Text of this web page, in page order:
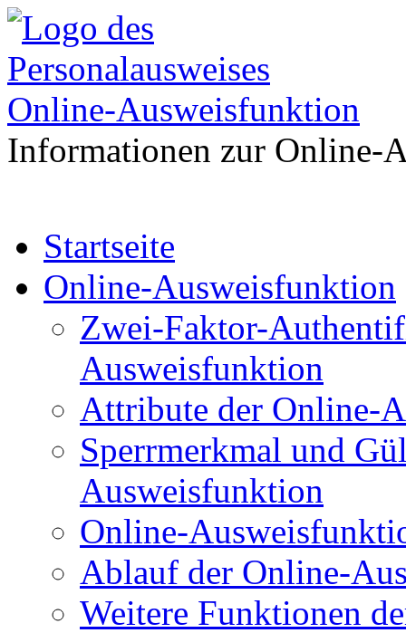
Online-Ausweisfunktion
Informationen zur Online-
Inhalt
springenStartseite
Online-Ausweisfunktion
Zwei-Faktor-
Ausweisfunktion
Attribute der Online-
Sperrmerkmal und
Ausweisfunktion
Online-
Ablauf der Online-
Weitere Funktionen